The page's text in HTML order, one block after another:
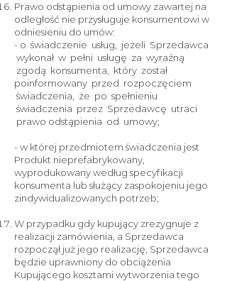
Prawo odstąpienia od umowy zawartej na
odległość nie przysługuje konsumentowi w
odniesieniu do umów:
- o świadczenie usług, jeżeli Sprzedawca
wykonał w pełni usługę za wyraźną
zgodą konsumenta, który został
poinformowany przed rozpoczęciem
świadczenia, że po spełnieniu
świadczenia przez Sprzedawcę utraci
prawo odstąpienia od umowy;
- w której przedmiotem świadczenia jest
Produkt nieprefabrykowany,
wyprodukowany według specyfikacji
konsumenta lub służący zaspokojeniu jego
zindywidualizowanych potrzeb;
W przypadku gdy kupujący zrezygnuje z
realizacji zamówienia, a Sprzedawca
rozpoczął już jego realizację, Sprzedawca
będzie uprawniony do obciążenia
Kupującego kosztami wytworzenia tego